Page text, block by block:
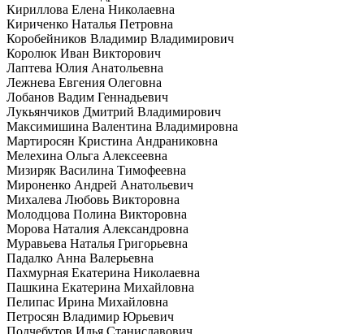
Кириллова Елена Николаевна
Кириченко Наталья Петровна
Коробейников Владимир Владимирович
Королюк Иван Викторович
Лаптева Юлия Анатольевна
Лежнева Евгения Олеговна
Лобанов Вадим Геннадьевич
Лукьянчиков Дмитрий Владимирович
Максимишина Валентина Владимировна
Мартиросян Кристина Андраниковна
Мелехина Ольга Алексеевна
Мизиряк Василина Тимофеевна
Мироненко Андрей Анатольевич
Михалева Любовь Викторовна
Молодцова Полина Викторовна
Морова Наталия Александровна
Муравьева Наталья Григорьевна
Падалко Анна Валерьевна
Пахмурная Екатерина Николаевна
Пашкина Екатерина Михайловна
Пелипас Ирина Михайловна
Петросян Владимир Юрьевич
Подчебутов Илья Станиславович